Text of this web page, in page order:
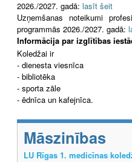
2026./2027. gadā: lasīt šeit
Uzņemšanas noteikumi
programmās 2026./2027. gadā:
Informācija par izglītības
Koledžai ir
- dienesta viesnīca
- bibliotēka
- sporta zāle
- ēdnīca un kafejnīca.
Māszinības
LU Rīgas 1. medicīnas